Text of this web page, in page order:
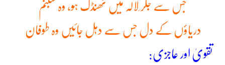
جس سے جگر ِلالہ میں ٹھنڈک ہو، وہ شبنم
دریاؤں کے دل جس سے دہل جائیں وہ طوفان
تقویٰ اور عاجزی: